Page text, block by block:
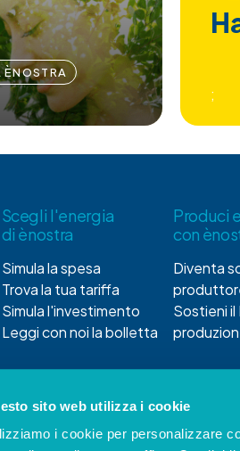
sito web utilizza i cookie
i cookie per personalizzare
;
Scegli l'energia
di ènostra
Simula la spesa
Trova la tua tariffa
Simula l'investimento
Leggi con noi la bolletta
Produci
con
Diventa
Sostieni il